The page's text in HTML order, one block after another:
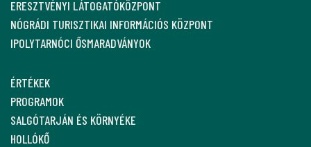
ERESZTVÉNYI LÁTOGATÓKÖZPONT
NÓGRÁDI TURISZTIKAI INFORMÁCIÓS KÖZPONT
IPOLYTARNÓCI ŐSMARADVÁNYOK
ÉRTÉKEK
PROGRAMOK
SALGÓTARJÁN ÉS KÖRNYÉKE
HOLLÓKŐ